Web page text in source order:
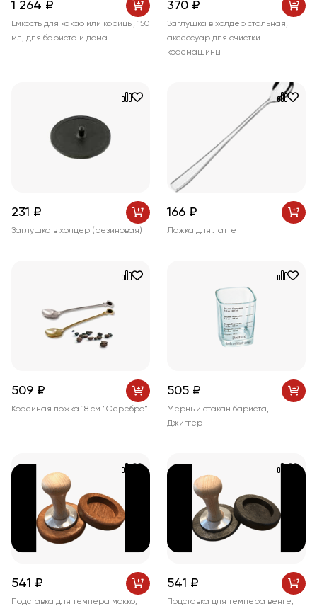
1 264 ₽
Емкость для какао или корицы, 150
мл, для бариста и дома
370 ₽
Заглушка в холдер стальная,
аксессуар для очистки
кофемашины
231 ₽
Заглушка в холдер (резиновая)
166 ₽
Ложка для латте
509 ₽
Кофейная ложка 18 см "Серебро"
505 ₽
Мерный стакан бариста,
Джиггер
541 ₽
Подставка для темпера мокко;
541 ₽
Подставка для темпера венге;